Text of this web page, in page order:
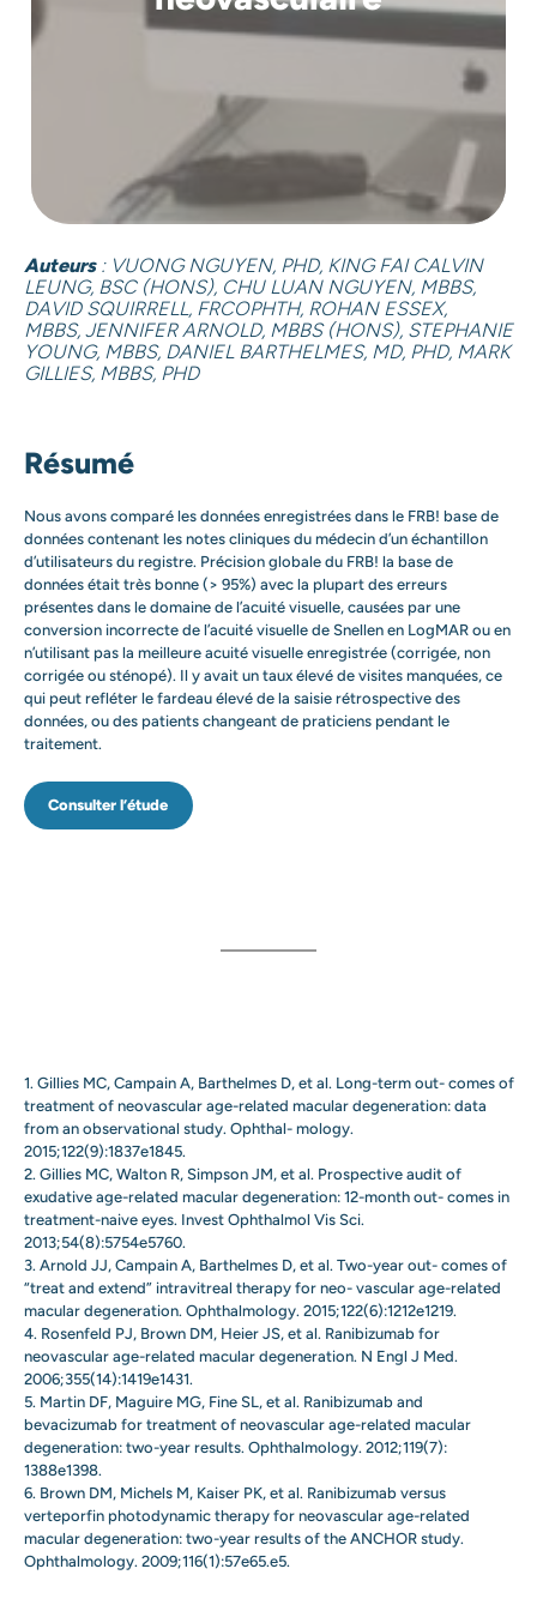
Auteurs : VUONG NGUYEN, PHD, KING FAI CALVIN
LEUNG, BSC (HONS), CHU LUAN NGUYEN, MBBS,
DAVID SQUIRRELL, FRCOPHTH, ROHAN ESSEX,
MBBS, JENNIFER ARNOLD, MBBS (HONS), STEPHANIE
YOUNG, MBBS, DANIEL BARTHELMES, MD, PHD, MARK
GILLIES, MBBS, PHD
Résumé
Nous avons comparé les données enregistrées dans le FRB! base de
données contenant les notes cliniques du médecin d’un échantillon
d’utilisateurs du registre. Précision globale du FRB! la base de
données était très bonne (> 95%) avec la plupart des erreurs
présentes dans le domaine de l’acuité visuelle, causées par une
conversion incorrecte de l’acuité visuelle de Snellen en LogMAR ou en
n’utilisant pas la meilleure acuité visuelle enregistrée (corrigée, non
corrigée ou sténopé). Il y avait un taux élevé de visites manquées, ce
qui peut refléter le fardeau élevé de la saisie rétrospective des
données, ou des patients changeant de praticiens pendant le
traitement.
Consulter l’étude
1. Gillies MC, Campain A, Barthelmes D, et al. Long-term out- comes of
treatment of neovascular age-related macular degeneration: data
from an observational study. Ophthal- mology.
2015;122(9):1837e1845.
2. Gillies MC, Walton R, Simpson JM, et al. Prospective audit of
exudative age-related macular degeneration: 12-month out- comes in
treatment-naive eyes. Invest Ophthalmol Vis Sci.
2013;54(8):5754e5760.
3. Arnold JJ, Campain A, Barthelmes D, et al. Two-year out- comes of
“treat and extend” intravitreal therapy for neo- vascular age-related
macular degeneration. Ophthalmology. 2015;122(6):1212e1219.
4. Rosenfeld PJ, Brown DM, Heier JS, et al. Ranibizumab for
neovascular age-related macular degeneration. N Engl J Med.
2006;355(14):1419e1431.
5. Martin DF, Maguire MG, Fine SL, et al. Ranibizumab and
bevacizumab for treatment of neovascular age-related macular
degeneration: two-year results. Ophthalmology. 2012;119(7):
1388e1398.
6. Brown DM, Michels M, Kaiser PK, et al. Ranibizumab versus
verteporfin photodynamic therapy for neovascular age-related
macular degeneration: two-year results of the ANCHOR study.
Ophthalmology. 2009;116(1):57e65.e5.